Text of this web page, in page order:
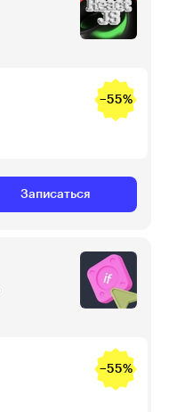
−55%
Записаться
−55%